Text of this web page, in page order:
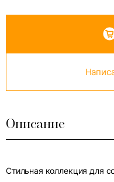
Описание
Стильная коллекция для